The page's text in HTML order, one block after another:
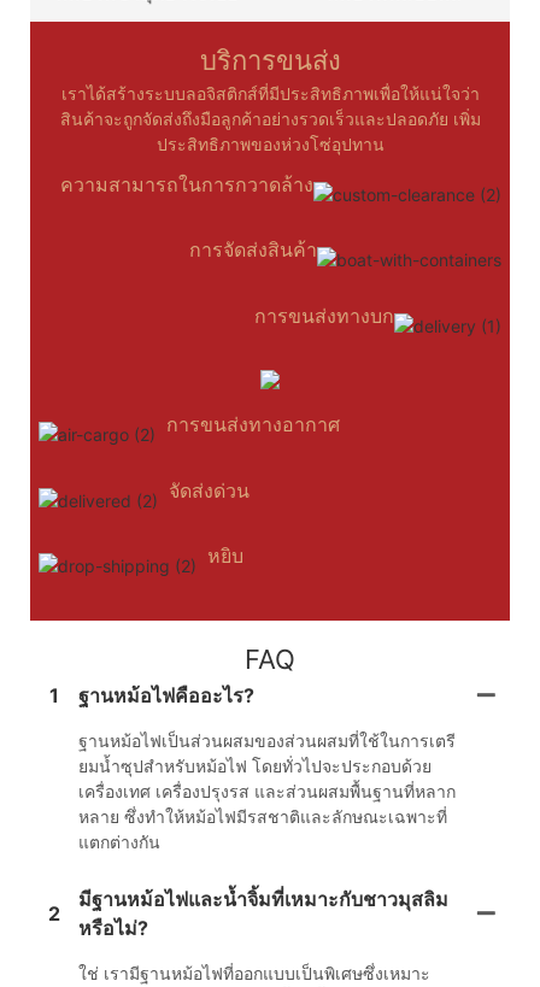
บริการขนส่ง
เราได้สร้างระบบลอจิสติกส์ที่มีประสิทธิภาพเพื่อให้แน่ใจว่า
สินค้าจะถูกจัดส่งถึงมือลูกค้าอย่างรวดเร็วและปลอดภัย เพิ่ม
ประสิทธิภาพของห่วงโซ่อุปทาน
ความสามารถในการกวาดล้าง
การจัดส่งสินค้า
การขนส่งทางบก
การขนส่งทางอากาศ
จัดส่งด่วน
หยิบ
FAQ
1 ฐานหม้อไฟคืออะไร?
ฐานหม้อไฟเป็นส่วนผสมของส่วนผสมที่ใช้ในการเตรี
ยมน้ำซุปสำหรับหม้อไฟ โดยทั่วไปจะประกอบด้วย
เครื่องเทศ เครื่องปรุงรส และส่วนผสมพื้นฐานที่หลาก
หลาย ซึ่งทำให้หม้อไฟมีรสชาติและลักษณะเฉพาะที่
แตกต่างกัน
2
มีฐานหม้อไฟและน้ำจิ้มที่เหมาะกับชาวมุสลิม
หรือไม่?
ใช่ เรามีฐานหม้อไฟที่ออกแบบเป็นพิเศษซึ่งเหมาะ